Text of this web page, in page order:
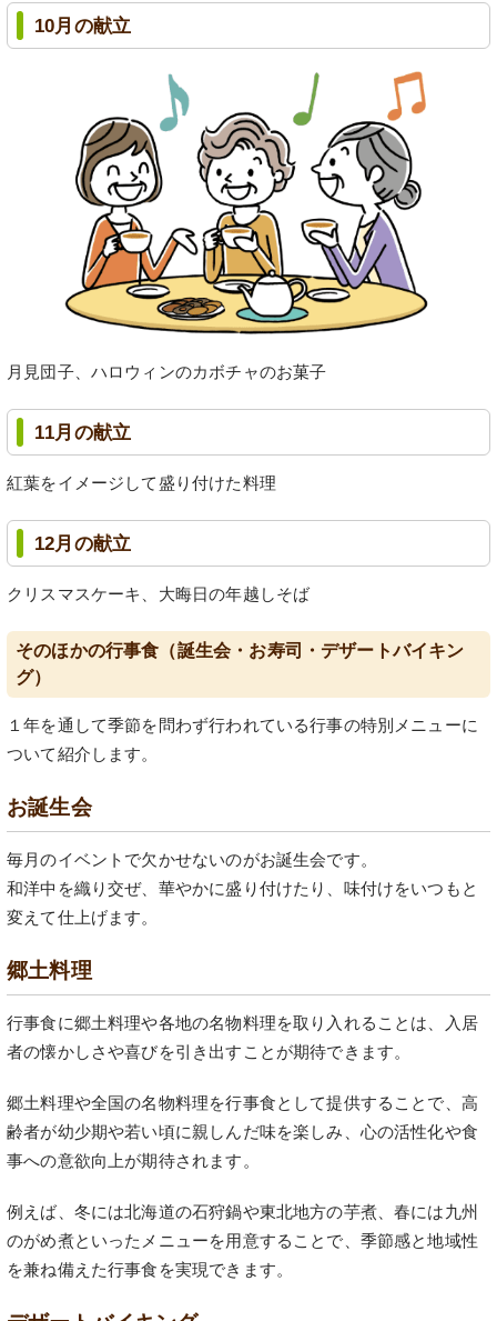
10月の献立
月見団子、ハロウィンのカボチャのお菓子
11月の献立
紅葉をイメージして盛り付けた料理
12月の献立
クリスマスケーキ、大晦日の年越しそば
そのほかの行事食（誕生会・お寿司・デザートバイキン
グ）
１年を通して季節を問わず行われている行事の特別メニューに
ついて紹介します。
お誕生会
毎月のイベントで欠かせないのがお誕生会です。
和洋中を織り交ぜ、華やかに盛り付けたり、味付けをいつもと
変えて仕上げます。
郷土料理
行事食に郷土料理や各地の名物料理を取り入れることは、入居
者の懐かしさや喜びを引き出すことが期待できます。
郷土料理や全国の名物料理を行事食として提供することで、高
齢者が幼少期や若い頃に親しんだ味を楽しみ、心の活性化や食
事への意欲向上が期待されます。
例えば、冬には北海道の石狩鍋や東北地方の芋煮、春には九州
のがめ煮といったメニューを用意することで、季節感と地域性
を兼ね備えた行事食を実現できます。